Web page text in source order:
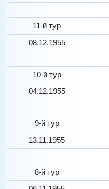
11-й тур
08.12.1955
10-й тур
04.12.1955
9-й тур
13.11.1955
8-й тур